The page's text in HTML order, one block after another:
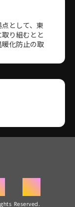
として、東
り組むとと
化防止の取
radio
Reserved.